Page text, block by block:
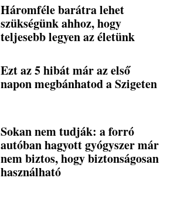
Háromféle barátra lehet
szükségünk ahhoz, hogy
teljesebb legyen az életünk
Ezt az 5 hibát már az első
napon megbánhatod a Szigeten
Sokan nem tudják: a forró
autóban hagyott gyógyszer már
nem biztos, hogy biztonságosan
használható